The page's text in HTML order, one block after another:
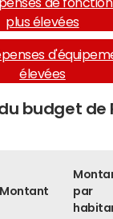
plus élevées
élevées
budget de
Montant
par